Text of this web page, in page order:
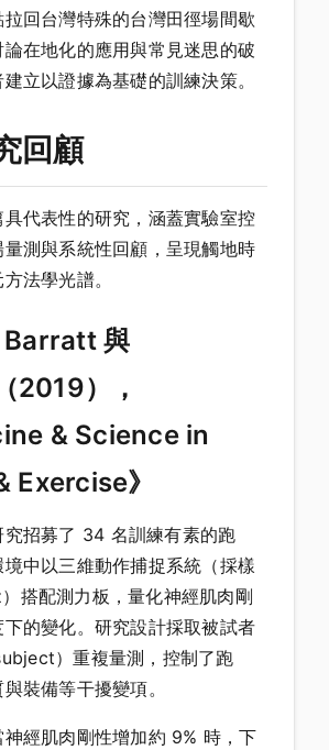
回台灣特殊的台灣田徑場間歇
在地化的應用與常見迷思的破
立以證據為基礎的訓練決策。
回顧
代表性的研究，涵蓋實驗室控
測與系統性回顧，呈現觸地時
法學光譜。
Barratt 與
2019），
& Science in
Exercise》
究招募了 34 名訓練有素的跑
中以三維動作捕捉系統（採樣
搭配測力板，量化神經肌肉剛
的變化。研究設計採取被試者
）重複量測，控制了跑
裝備等干擾變項。
神經肌肉剛性增加約 9% 時，下